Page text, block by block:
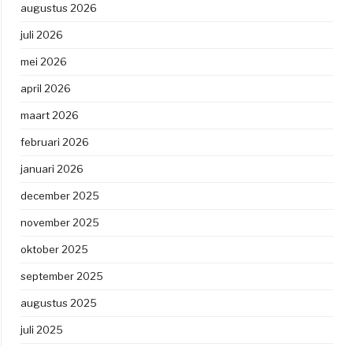
augustus 2026
juli 2026
mei 2026
april 2026
maart 2026
februari 2026
januari 2026
december 2025
november 2025
oktober 2025
september 2025
augustus 2025
juli 2025